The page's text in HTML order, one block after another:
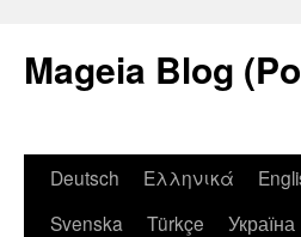
Mageia Blog
Deutsch Ελληνικά
Svenska
Türkçe Україна